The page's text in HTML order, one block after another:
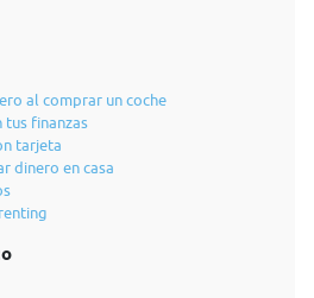
al comprar un coche
tus finanzas
tarjeta
dinero en casa